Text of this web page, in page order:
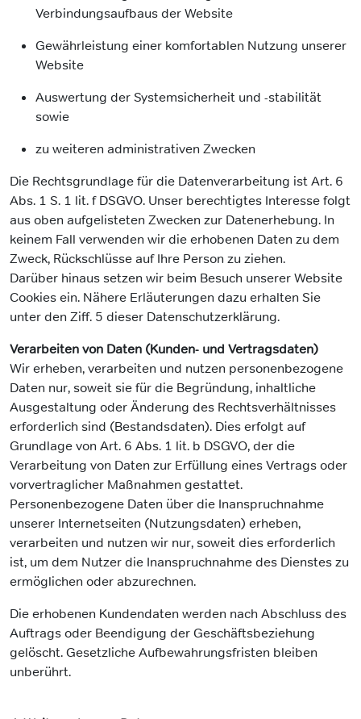
Verbindungsaufbaus der Website
Gewährleistung einer komfortablen Nutzung unserer
Website
Auswertung der Systemsicherheit und -stabilität
sowie
zu weiteren administrativen Zwecken
Die Rechtsgrundlage für die Datenverarbeitung ist Art. 6
Abs. 1 S. 1 lit. f DSGVO. Unser berechtigtes Interesse folgt
aus oben aufgelisteten Zwecken zur Datenerhebung. In
keinem Fall verwenden wir die erhobenen Daten zu dem
Zweck, Rückschlüsse auf Ihre Person zu ziehen.
Darüber hinaus setzen wir beim Besuch unserer Website
Cookies ein. Nähere Erläuterungen dazu erhalten Sie
unter den Ziff. 5 dieser Datenschutzerklärung.
Verarbeiten von Daten (Kunden- und Vertragsdaten)
Wir erheben, verarbeiten und nutzen personenbezogene
Daten nur, soweit sie für die Begründung, inhaltliche
Ausgestaltung oder Änderung des Rechtsverhältnisses
erforderlich sind (Bestandsdaten). Dies erfolgt auf
Grundlage von Art. 6 Abs. 1 lit. b DSGVO, der die
Verarbeitung von Daten zur Erfüllung eines Vertrags oder
vorvertraglicher Maßnahmen gestattet.
Personenbezogene Daten über die Inanspruchnahme
unserer Internetseiten (Nutzungsdaten) erheben,
verarbeiten und nutzen wir nur, soweit dies erforderlich
ist, um dem Nutzer die Inanspruchnahme des Dienstes zu
ermöglichen oder abzurechnen.
Die erhobenen Kundendaten werden nach Abschluss des
Auftrags oder Beendigung der Geschäftsbeziehung
gelöscht. Gesetzliche Aufbewahrungsfristen bleiben
unberührt.